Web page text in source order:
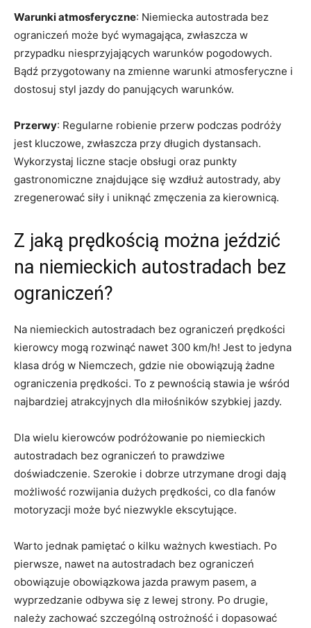
Warunki‍ atmosferyczne: Niemiecka autostrada​ bez
ograniczeń może być ⁣wymagająca, zwłaszcza w
przypadku niesprzyjających warunków pogodowych.
Bądź przygotowany na zmienne‌ warunki atmosferyczne i
dostosuj styl‌ jazdy do panujących warunków.
Przerwy: Regularne⁣ robienie⁤ przerw podczas podróży
jest kluczowe, zwłaszcza przy długich ‍dystansach.
‌Wykorzystaj⁤ liczne stacje obsługi oraz punkty
gastronomiczne znajdujące⁤ się wzdłuż autostrady, ⁢aby
‌zregenerować siły i uniknąć zmęczenia za kierownicą.
Z jaką prędkością można jeździć
na ⁢niemieckich ⁢autostradach bez ​
ograniczeń?
Na niemieckich autostradach bez ograniczeń prędkości
kierowcy mogą rozwinąć nawet 300 km/h! Jest ‍to jedyna
klasa dróg w ‌Niemczech, gdzie nie obowiązują żadne
ograniczenia⁢ prędkości. To z pewnością stawia ​je wśród
najbardziej atrakcyjnych dla miłośników szybkiej ​jazdy.
Dla wielu kierowców podróżowanie po niemieckich
autostradach bez ograniczeń ⁣to prawdziwe
doświadczenie. Szerokie i dobrze utrzymane drogi dają
możliwość rozwijania dużych prędkości, co dla fanów⁣
motoryzacji może być niezwykle ekscytujące.
Warto jednak ‍pamiętać⁢ o kilku ważnych kwestiach. Po
pierwsze, nawet ​na autostradach ⁣bez⁣ ograniczeń
obowiązuje ​obowiązkowa jazda prawym pasem, a
wyprzedzanie odbywa⁢ się ‍z ‍lewej strony. Po drugie,⁤
należy zachować szczególną ostrożność i dopasować